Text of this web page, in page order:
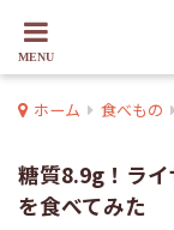
ホーム 食べもの
糖質8.9g！ラ
を食べてみた